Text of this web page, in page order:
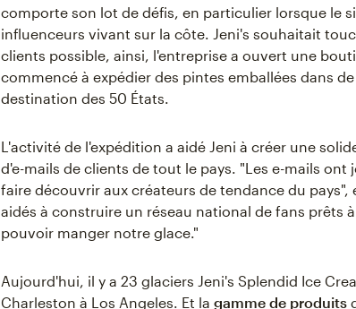
comporte son lot de défis, en particulier lorsque le
influenceurs vivant sur la côte. Jeni's souhaitait
clients possible, ainsi, l'entreprise a ouvert une
commencé à expédier des pintes emballées dans
destination des 50 États.
L'activité de l'expédition a aidé Jeni à créer une
d'e-mails de clients de tout le pays. "Les e-mails
faire découvrir aux créateurs de tendance du pays",
aidés à construire un réseau national de fans prêts
pouvoir manger notre glace."
Aujourd'hui, il y a 23 glaciers Jeni's Splendid Ice
Charleston à Los Angeles. Et la gamme de produits